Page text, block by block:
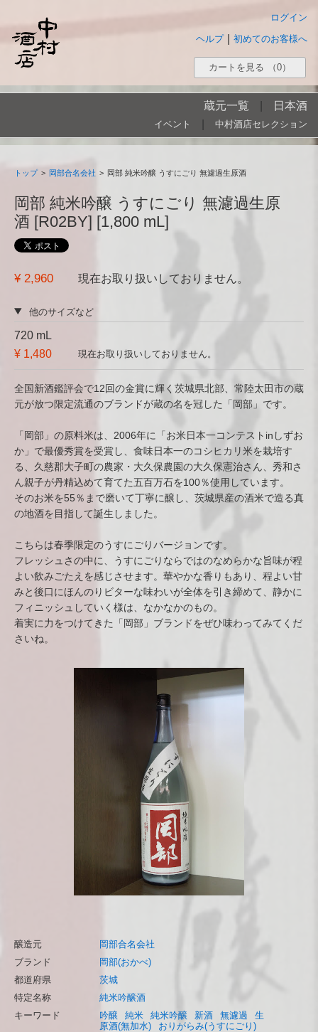
ログイン
初めてのお客様へ
ヘルプ
カートを見る （0）
蔵元一覧 日本酒
イベント 中村酒店セレクション
トップ > 岡部合名会社 > 岡部 純米吟醸 うすにごり 無濾過生原酒
岡部 純米吟醸 うすにごり 無濾過生原
酒 [R02BY] [1,800 mL]
¥ 2,960 現在お取り扱いしておりません。
他のサイズなど
720 mL
¥ 1,480
現在お取り扱いしておりません。
全国新酒鑑評会で12回の金賞に輝く茨城県北部、常陸太田市の蔵
元が放つ限定流通のブランドが蔵の名を冠した「岡部」です。
「岡部」の原料米は、2006年に「お米日本一コンテストinしずお
か」で最優秀賞を受賞し、食味日本一のコシヒカリ米を栽培す
る、久慈郡大子町の農家・大久保農園の大久保憲治さん、秀和さ
ん親子が丹精込めて育てた五百万石を100％使用しています。
そのお米を55％まで磨いて丁寧に醸し、茨城県産の酒米で造る真
の地酒を目指して誕生しました。
こちらは春季限定のうすにごりバージョンです。
フレッシュさの中に、うすにごりならではのなめらかな旨味が程
よい飲みごたえを感じさせます。華やかな香りもあり、程よい甘
みと後口にほんのりビターな味わいが全体を引き締めて、静かに
フィニッシュしていく様は、なかなかのもの。
着実に力をつけてきた「岡部」ブランドをぜひ味わってみてくだ
さいね。
醸造元
岡部合名会社
ブランド
岡部(おかべ)
都道府県
茨城
特定名称
純米吟醸酒
キーワード
吟醸 純米 純米吟醸 新酒 無濾過
生
原酒(無加水)
おりがらみ(うすにごり)